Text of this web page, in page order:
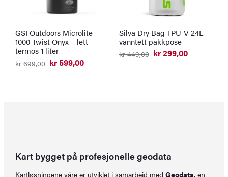
GSI Outdoors Microlite
1000 Twist Onyx – lett
termos 1 liter
kr699,00
Opprinnelig
kr599,00
Nåværende
Silva Dry Bag TPU-V 24L –
vanntett pakkpose
kr449,00
Opprinnelig
kr299,00
Nåværende
Kart bygget på profesjonelle geodata
Kartløsningene våre er utviklet i samarbeid medGeodata, en